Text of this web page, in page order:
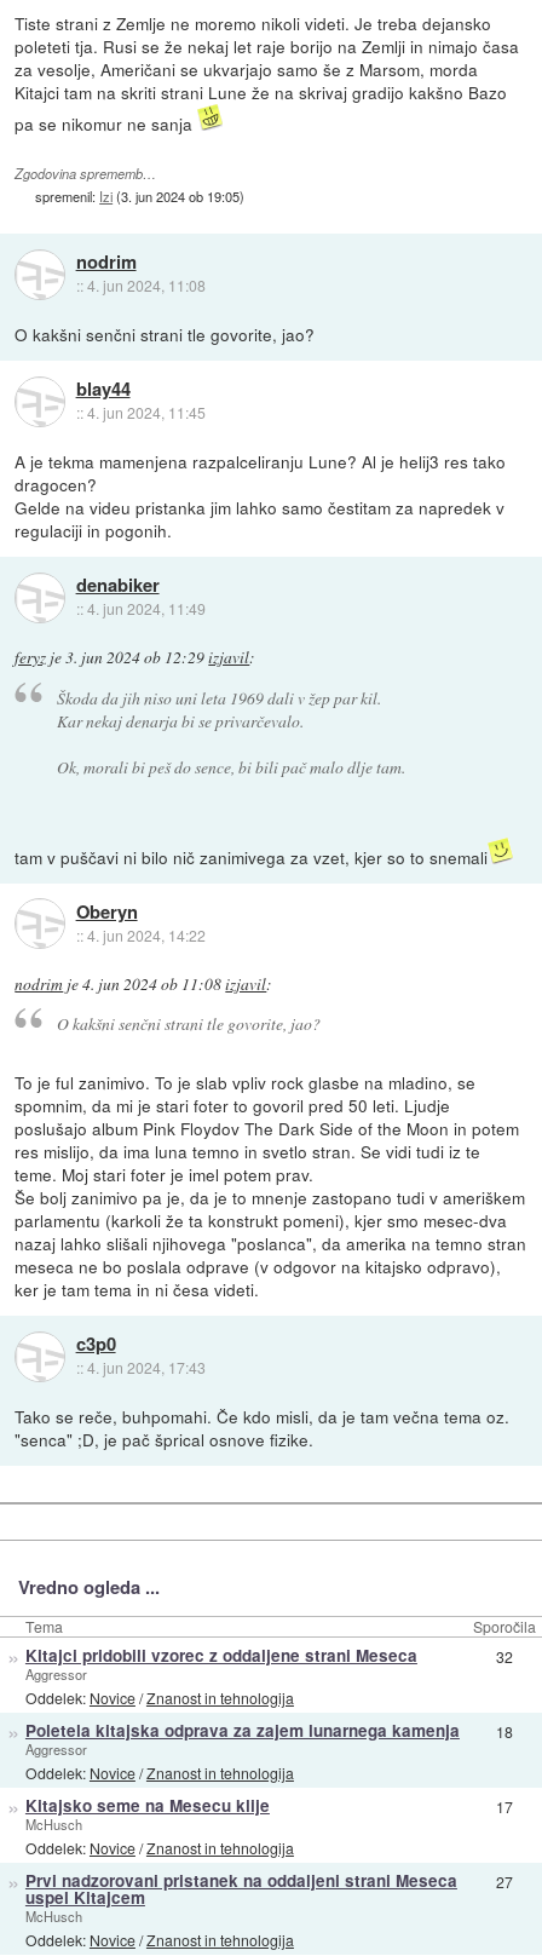
Tiste strani z Zemlje ne moremo nikoli videti. Je treba dejansko
poleteti tja. Rusi se že nekaj let raje borijo na Zemlji in nimajo časa
za vesolje, Američani se ukvarjajo samo še z Marsom, morda
Kitajci tam na skriti strani Lune že na skrivaj gradijo kakšno Bazo
pa se nikomur ne sanja
Zgodovina sprememb…
spremenil: Izi(3. jun 2024 ob 19:05)
nodrim
::4. jun 2024, 11:08
O kakšni senčni strani tle govorite, jao?
blay44
::4. jun 2024, 11:45
A je tekma mamenjena razpalceliranju Lune? Al je helij3 res tako
dragocen?
Gelde na videu pristanka jim lahko samo čestitam za napredek v
regulaciji in pogonih.
denabiker
::4. jun 2024, 11:49
feryz je3. jun 2024 ob 12:29izjavil:
Škoda da jih niso uni leta 1969 dali v žep par kil.
Kar nekaj denarja bi se privarčevalo.
Ok, morali bi peš do sence, bi bili pač malo dlje tam.
tam v puščavi ni bilo nič zanimivega za vzet, kjer so to snemali
Oberyn
::4. jun 2024, 14:22
nodrim je4. jun 2024 ob 11:08izjavil:
O kakšni senčni strani tle govorite, jao?
To je ful zanimivo. To je slab vpliv rock glasbe na mladino, se
spomnim, da mi je stari foter to govoril pred 50 leti. Ljudje
poslušajo album Pink Floydov The Dark Side of the Moon in potem
res mislijo, da ima luna temno in svetlo stran. Se vidi tudi iz te
teme. Moj stari foter je imel potem prav.
Še bolj zanimivo pa je, da je to mnenje zastopano tudi v ameriškem
parlamentu (karkoli že ta konstrukt pomeni), kjer smo mesec-dva
nazaj lahko slišali njihovega "poslanca", da amerika na temno stran
meseca ne bo poslala odprave (v odgovor na kitajsko odpravo),
ker je tam tema in ni česa videti.
c3p0
::4. jun 2024, 17:43
Tako se reče, buhpomahi. Če kdo misli, da je tam večna tema oz.
"senca" ;D, je pač šprical osnove fizike.
Vredno ogleda ...
Tema Sporočila
» Kitajci pridobili vzorec z oddaljene strani Meseca
Aggressor
Oddelek: Novice/Znanost in tehnologija
32
» Poletela kitajska odprava za zajem lunarnega kamenja
Aggressor
Oddelek: Novice/Znanost in tehnologija
18
» Kitajsko seme na Mesecu klije
McHusch
Oddelek: Novice/Znanost in tehnologija
17
» Prvi nadzorovani pristanek na oddaljeni strani Meseca
uspel Kitajcem
McHusch
Oddelek: Novice/Znanost in tehnologija
27